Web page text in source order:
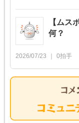
【ムス
何？
2026/07/23 0拍手